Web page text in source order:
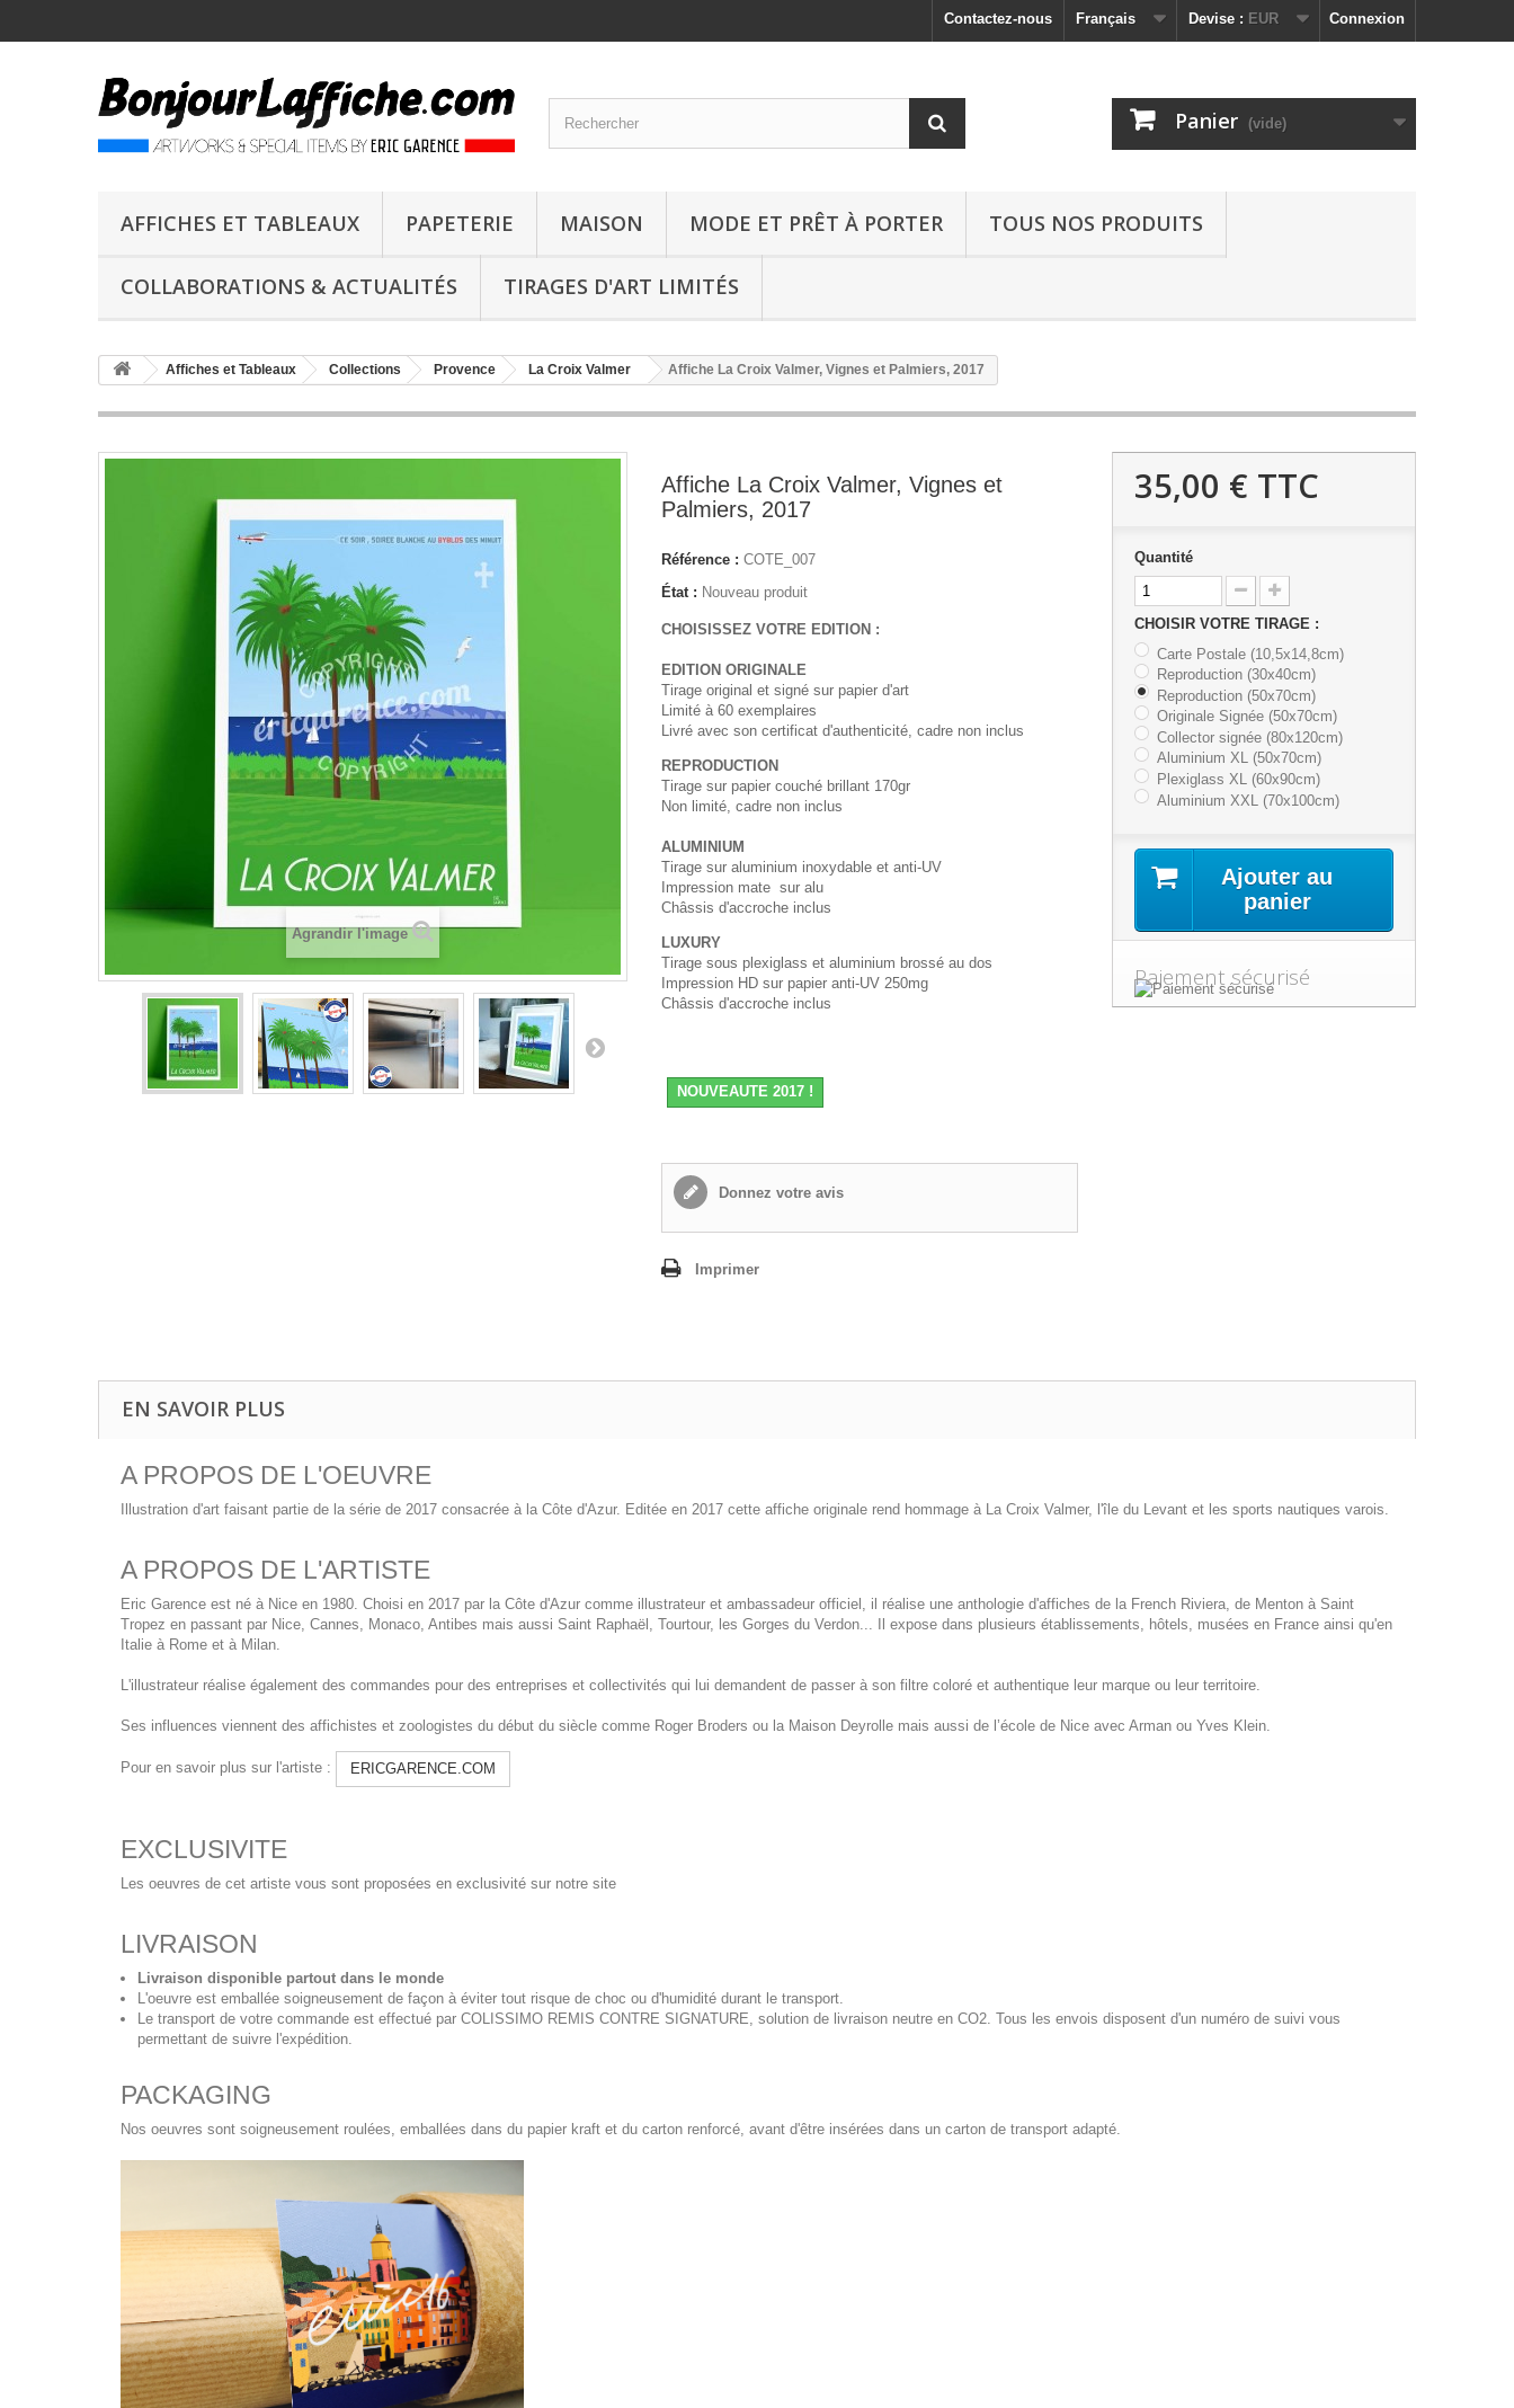
Connexion
Devise : EUR
Français
Contactez-nous
Panier (vide)
AFFICHES ET TABLEAUX PAPETERIE MAISON MODE ET PRÊT À PORTER TOUS NOS PRODUITS
COLLABORATIONS & ACTUALITÉS TIRAGES D'ART LIMITÉS
Affiches et Tableaux Collections Provence La Croix Valmer Affiche La Croix Valmer, Vignes et Palmiers, 2017
Agrandir l'image
Affiche La Croix Valmer, Vignes et
Palmiers, 2017
Référence : COTE_007
État : Nouveau produit
CHOISISSEZ VOTRE EDITION :
EDITION ORIGINALE
Tirage original et signé sur papier d'art
Limité à 60 exemplaires
Livré avec son certificat d'authenticité, cadre non inclus
REPRODUCTION
Tirage sur papier couché brillant 170gr
Non limité, cadre non inclus
ALUMINIUM
Tirage sur aluminium inoxydable et anti-UV
Impression mate sur alu
Châssis d'accroche inclus
LUXURY
Tirage sous plexiglass et aluminium brossé au dos
Impression HD sur papier anti-UV 250mg
Châssis d'accroche inclus
NOUVEAUTE 2017 !
Donnez votre avis
Imprimer
35,00 € TTC
Quantité
CHOISIR VOTRE TIRAGE :
Carte Postale (10,5x14,8cm)
Reproduction (30x40cm)
Reproduction (50x70cm)
Originale Signée (50x70cm)
Collector signée (80x120cm)
Aluminium XL (50x70cm)
Plexiglass XL (60x90cm)
Aluminium XXL (70x100cm)
Ajouter au
panier
Paiement sécurisé
EN SAVOIR PLUS
A PROPOS DE L'OEUVRE
Illustration d'art faisant partie de la série de 2017 consacrée à la Côte d'Azur. Editée en 2017 cette affiche originale rend hommage à La Croix Valmer, l'île du Levant et les sports nautiques varois.
A PROPOS DE L'ARTISTE
Eric Garence est né à Nice en 1980. Choisi en 2017 par la Côte d'Azur comme illustrateur et ambassadeur officiel, il réalise une anthologie d'affiches de la French Riviera, de Menton à Saint
Tropez en passant par Nice, Cannes, Monaco, Antibes mais aussi Saint Raphaël, Tourtour, les Gorges du Verdon... Il expose dans plusieurs établissements, hôtels, musées en France ainsi qu'en
Italie à Rome et à Milan.
L'illustrateur réalise également des commandes pour des entreprises et collectivités qui lui demandent de passer à son filtre coloré et authentique leur marque ou leur territoire.
Ses influences viennent des affichistes et zoologistes du début du siècle comme Roger Broders ou la Maison Deyrolle mais aussi de l’école de Nice avec Arman ou Yves Klein.
Pour en savoir plus sur l'artiste : ERICGARENCE.COM
EXCLUSIVITE
Les oeuvres de cet artiste vous sont proposées en exclusivité sur notre site
LIVRAISON
Livraison disponible partout dans le monde
L'oeuvre est emballée soigneusement de façon à éviter tout risque de choc ou d'humidité durant le transport.
Le transport de votre commande est effectué par COLISSIMO REMIS CONTRE SIGNATURE, solution de livraison neutre en CO2. Tous les envois disposent d'un numéro de suivi vous
permettant de suivre l'expédition.
PACKAGING
Nos oeuvres sont soigneusement roulées, emballées dans du papier kraft et du carton renforcé, avant d'être insérées dans un carton de transport adapté.